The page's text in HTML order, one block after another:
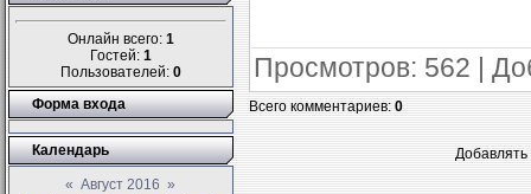
Онлайн всего: 1
Гостей: 1
Пользователей: 0
Форма входа
Календарь
« Август 2016 »
Просмотров: 562 |
Всего комментариев:0
Добавлять